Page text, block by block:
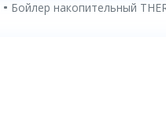
Бойлер накопительный